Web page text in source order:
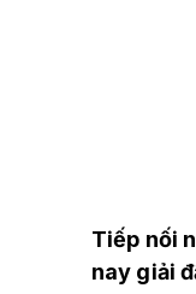
Tiếp nối
nay giải